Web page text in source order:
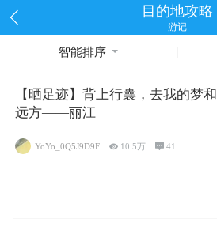
目的地攻略
游记
智能排序
【晒足迹】背上行囊，去我的梦和
远方——丽江
YoYo_0Q5J9D9F  10.5万 41